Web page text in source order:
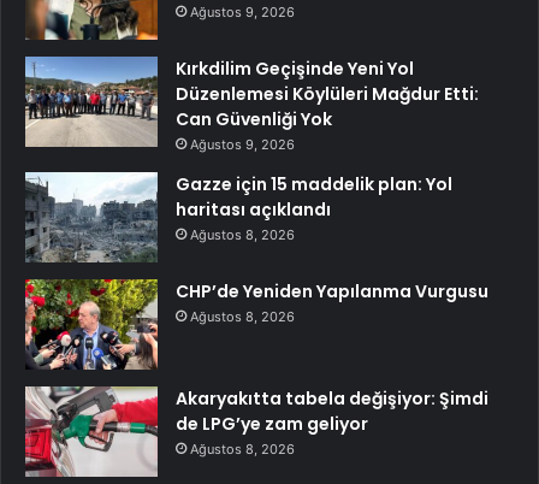
Ağustos 9, 2026
Kırkdilim Geçişinde Yeni Yol
Düzenlemesi Köylüleri Mağdur Etti:
Can Güvenliği Yok
Ağustos 9, 2026
Gazze için 15 maddelik plan: Yol
haritası açıklandı
Ağustos 8, 2026
CHP’de Yeniden Yapılanma Vurgusu
Ağustos 8, 2026
Akaryakıtta tabela değişiyor: Şimdi
de LPG’ye zam geliyor
Ağustos 8, 2026